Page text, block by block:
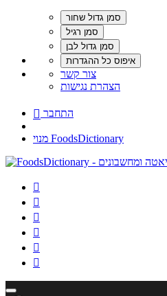
צור קשר
הצהרת נגישות
 התחבר
מנוי FoodsDictionary





